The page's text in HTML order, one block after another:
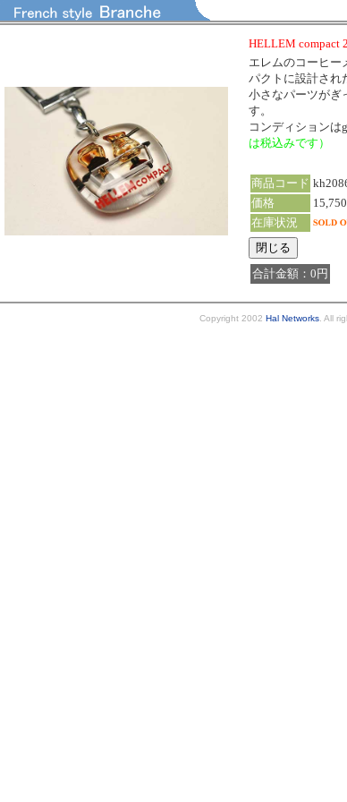
HELLEM compact 2
エレムのコーヒー
パクトに設計され
小さなパーツがぎ
す。
コンディションは
は税込みです）
商品コード
価格
在庫状況
合計金額：0円
Copyright 2002 Hal Networks . All